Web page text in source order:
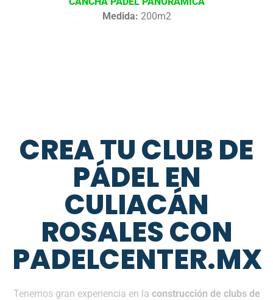
Medida: 200m2
CREA TU CLUB DE
PÁDEL EN
CULIACÁN
ROSALES CON
PADELCENTER.MX
Tenemos gran experiencia en la construcción de clubs de